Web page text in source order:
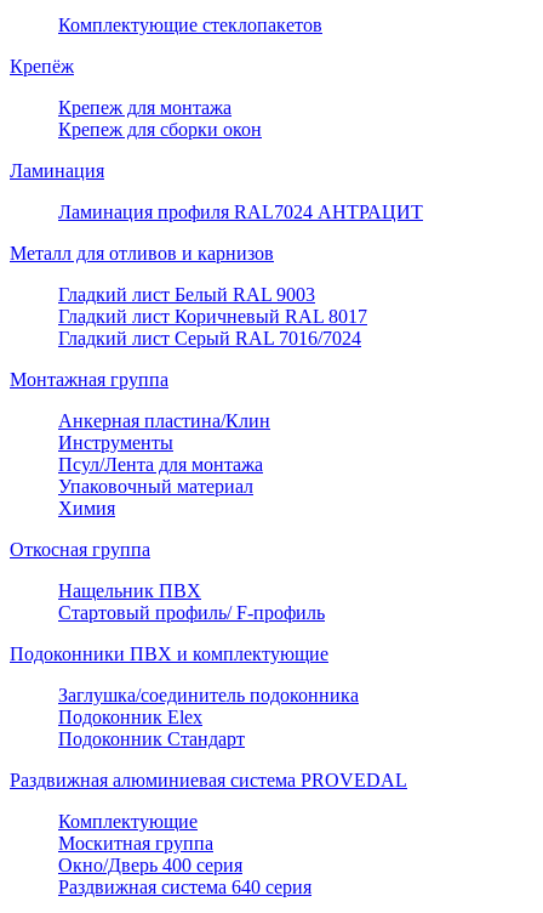
Комплектующие стеклопакетов
Крепёж
Крепеж для монтажа
Крепеж для сборки окон
Ламинация
Ламинация профиля RAL7024 АНТРАЦИТ
Металл для отливов и карнизов
Гладкий лист Белый RAL 9003
Гладкий лист Коричневый RAL 8017
Гладкий лист Серый RAL 7016/7024
Монтажная группа
Анкерная пластина/Клин
Инструменты
Псул/Лента для монтажа
Упаковочный материал
Химия
Откосная группа
Нащельник ПВХ
Стартовый профиль/ F-профиль
Подоконники ПВХ и комплектующие
Заглушка/соединитель подоконника
Подоконник Elex
Подоконник Стандарт
Раздвижная алюминиевая система PROVEDAL
Комплектующие
Москитная группа
Окно/Дверь 400 серия
Раздвижная система 640 серия